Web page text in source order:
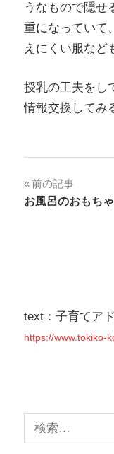
うなもので隠せ
重になっていて
えにくい服など
授乳の工夫をし
情報交換してみ
投
ー
ン
前の記事
お風呂のおもちゃ
text：子育てア
https://www.tokiko-
検
索: